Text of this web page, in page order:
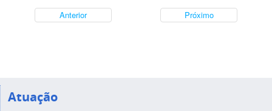
Anterior Próximo
Atuação